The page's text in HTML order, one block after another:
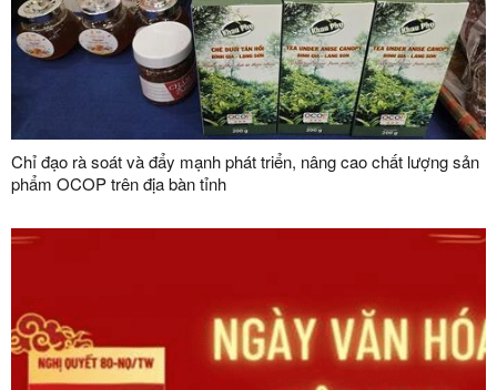
Chỉ đạo rà soát và đẩy mạnh phát triển, nâng cao chất lượng sản
phẩm OCOP trên địa bàn tỉnh